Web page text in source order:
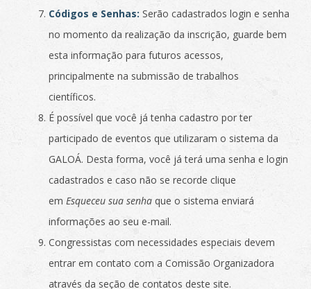
Códigos e Senhas: Serão cadastrados login e senha
no momento da realização da inscrição, guarde bem
esta informação para futuros acessos,
principalmente na submissão de trabalhos
científicos.
É possível que você já tenha cadastro por ter
participado de eventos que utilizaram o sistema da
GALOÁ. Desta forma, você já terá uma senha e login
cadastrados e caso não se recorde clique
em Esqueceu sua senha que o sistema enviará
informações ao seu e-mail.
Congressistas com necessidades especiais devem
entrar em contato com a Comissão Organizadora
através da seção de contatos deste site.